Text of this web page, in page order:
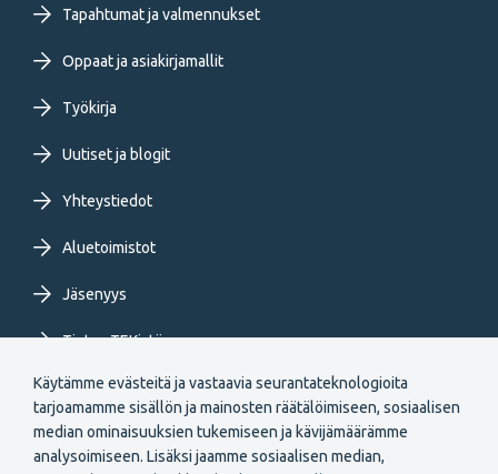
Käytämme evästeitä ja vastaavia seurantateknologioita
tarjoamamme sisällön ja mainosten räätälöimiseen, sosiaalisen
median ominaisuuksien tukemiseen ja kävijämäärämme
analysoimiseen. Lisäksi jaamme sosiaalisen median,
primary
menu
FI
Tapahtumat ja valmennukset
Oppaat ja asiakirjamallit
Työkirja
Uutiset ja blogit
Yhteystiedot
Aluetoimistot
Jäsenyys
Tietoa TEKistä
Extranet